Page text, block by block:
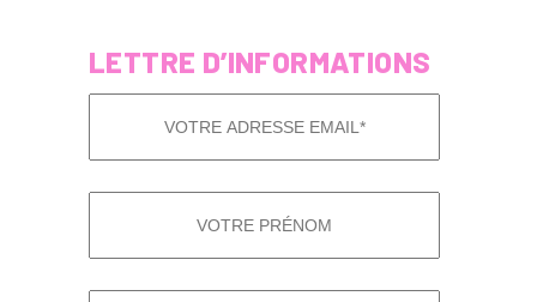
LETTRE D’INFORMATIONS